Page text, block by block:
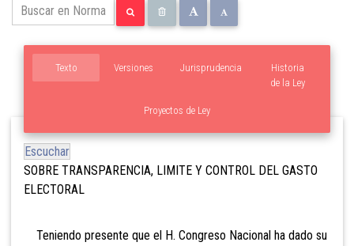
Texto Versiones Jurisprudencia
Proyectos de Ley
Historia
de la Ley
Escuchar
SOBRE TRANSPARENCIA, LIMITE Y CONTROL DEL GASTO
ELECTORAL
Teniendo presente que el H. Congreso Nacional ha dado su